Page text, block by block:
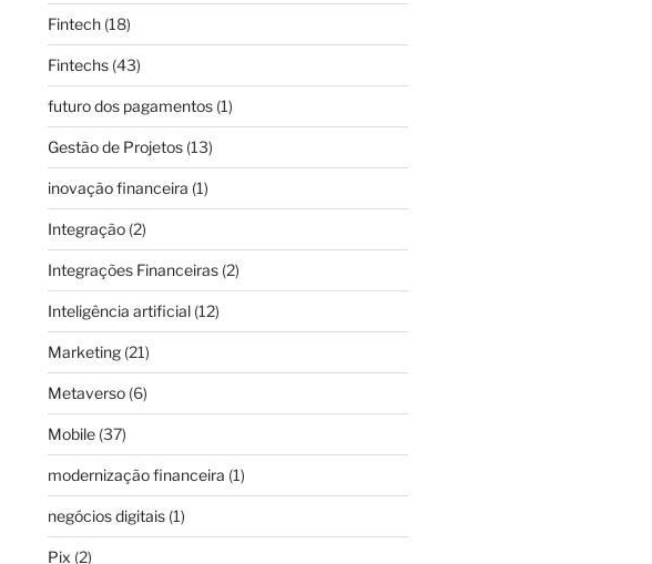
Fintech(18)
Fintechs(43)
futuro dos pagamentos(1)
Gestão de Projetos(13)
inovação financeira (1)
Integração(2)
Integrações Financeiras(2)
Inteligência artificial(12)
Marketing(21)
Metaverso(6)
Mobile(37)
modernização financeira (1)
negócios digitais(1)
Pix (2)